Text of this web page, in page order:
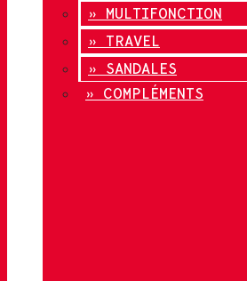
» MULTIFONCTION
» TRAVEL
» SANDALES
» COMPLÉMENTS